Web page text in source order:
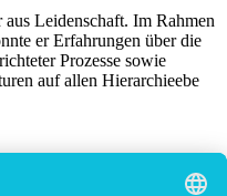
aus Leidenschaft. Im Rahmen
er Erfahrungen über die
Prozesse sowie
auf allen Hierarchieebe